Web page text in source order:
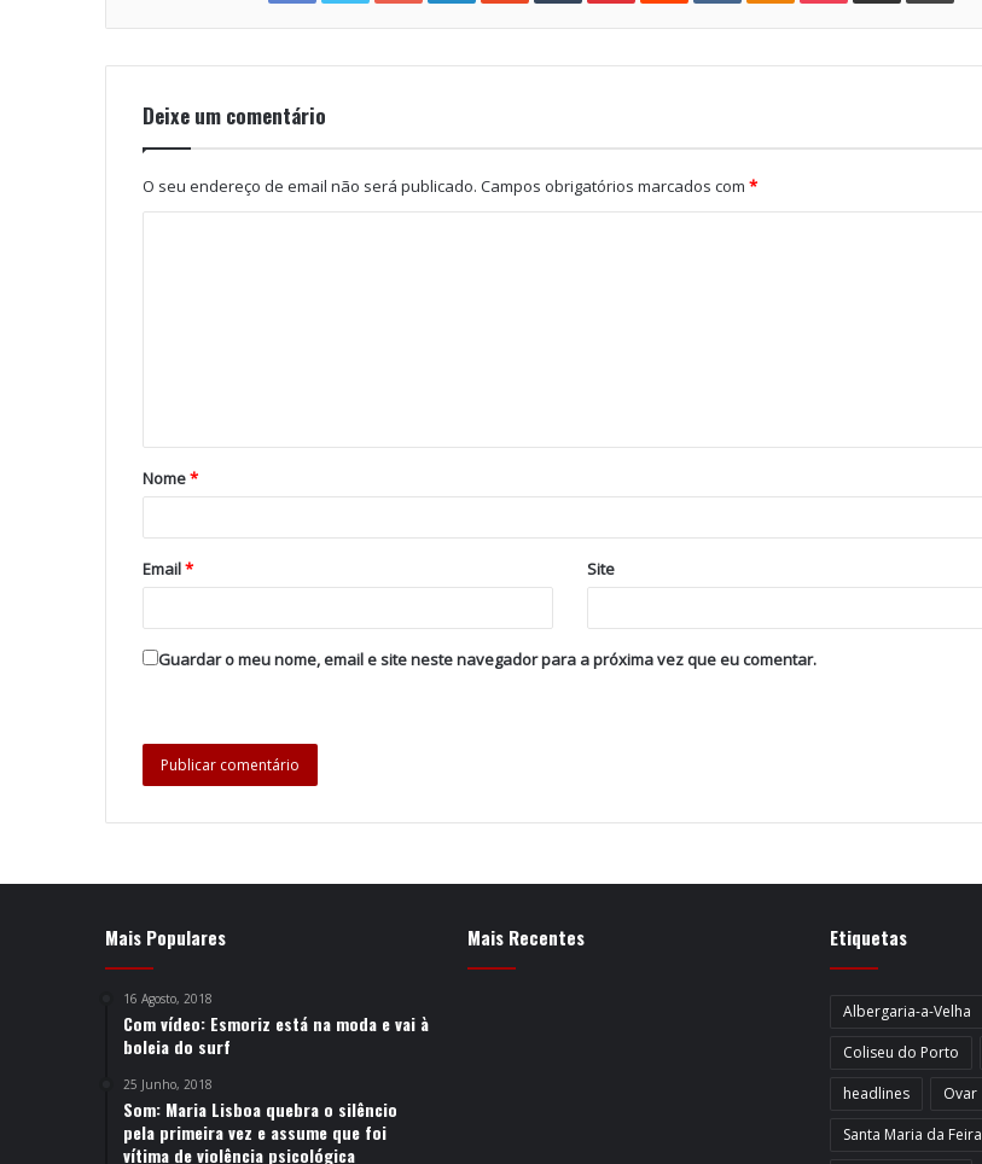
Deixe um comentário
O seu endereço de email não será publicado. Campos obrigatórios marcados com *
Nome*
Email* Site
Guardar o meu nome, email e site neste navegador para a próxima vez que eu comentar.
Mais Populares
16 Agosto, 2018
Com vídeo: Esmoriz está na moda e vai à
boleia do surf
25 Junho, 2018
Som: Maria Lisboa quebra o silêncio
pela primeira vez e assume que foi
vítima de violência psicológica
Mais Recentes Etiquetas
Albergaria-a-Velha
Coliseu do Porto
headlines
Ovar
Santa Maria da Feira